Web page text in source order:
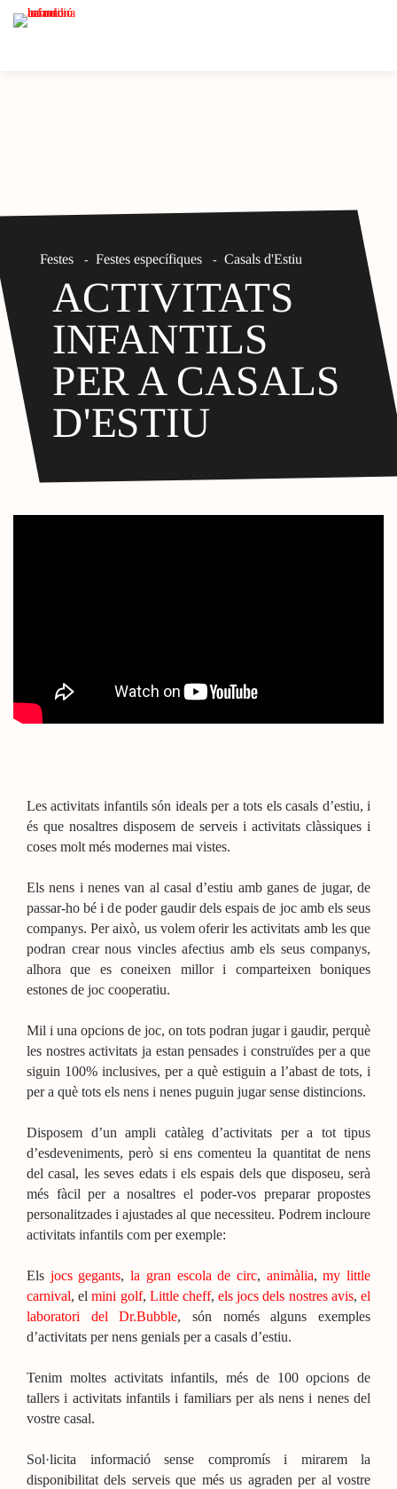
Festes - Festes específiques - Casals d'Estiu
ACTIVITATS
INFANTILS
PER A CASALS
D'ESTIU
Les activitats infantils són ideals per a tots els casals d’estiu, i
és que nosaltres disposem de serveis i activitats clàssiques i
coses molt més modernes mai vistes.
Els nens i nenes van al casal d’estiu amb ganes de jugar, de
passar-ho bé i de poder gaudir dels espais de joc amb els seus
companys. Per això, us volem oferir les activitats amb les que
podran crear nous vincles afectius amb els seus companys,
alhora que es coneixen millor i comparteixen boniques
estones de joc cooperatiu.
Mil i una opcions de joc, on tots podran jugar i gaudir, perquè
les nostres activitats ja estan pensades i construïdes per a que
siguin 100% inclusives, per a què estiguin a l’abast de tots, i
per a què tots els nens i nenes puguin jugar sense distincions.
Disposem d’un ampli catàleg d’activitats per a tot tipus
d’esdeveniments, però si ens comenteu la quantitat de nens
del casal, les seves edats i els espais dels que disposeu, serà
més fàcil per a nosaltres el poder-vos preparar propostes
personalitzades i ajustades al que necessiteu. Podrem incloure
activitats infantils com per exemple:
Els jocs gegants,la gran escola de circ, animàlia,my little
carnival, elmini golf, Little cheff,els jocs dels nostres avis,el
laboratori del Dr.Bubble, són només alguns exemples
d’activitats per nens genials per a casals d’estiu.
Tenim moltes activitats infantils, més de 100 opcions de
tallers i activitats infantils i familiars per als nens i nenes del
vostre casal.
Sol·licita informació sense compromís i mirarem la
disponibilitat dels serveis que més us agraden per al vostre